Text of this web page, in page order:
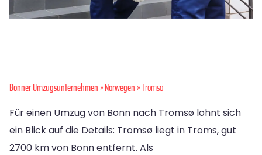
Bonner Umzugsunternehmen»Norwegen» Tromso
Für einen Umzug von Bonn nach Tromsø lohnt sich
ein Blick auf die Details: Tromsø liegt in Troms, gut
2700 km von Bonn entfernt. Als